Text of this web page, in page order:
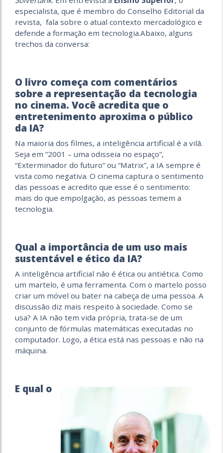
especialista, que é membro do Conselho Editorial da
revista, fala sobre o atual contexto mercadológico e
defende a formação em tecnologia.Abaixo, alguns
trechos da conversa:
O livro começa com comentários
sobre a representação da tecnologia
no cinema. Você acredita que o
entretenimento aproxima o público
da IA?
Na maioria dos filmes, a inteligência artificial é a vilã.
Seja em “2001 – uma odisseia no espaço”,
“Exterminador do futuro” ou “Matrix”, a IA sempre é
vista como negativa. O cinema captura o sentimento
das pessoas e acredito que esse é o sentimento:
mais do que empolgação, as pessoas temem a
tecnologia.
Qual a importância de um uso mais
sustentável e ético da IA?
A inteligência artificial não é ética ou antiética. Como
um martelo, é uma ferramenta. Com o martelo posso
criar um móvel ou bater na cabeça de uma pessoa. A
discussão diz mais respeito à sociedade. Como se
usa? A IA não tem vida própria, trata-se de um
conjunto de fórmulas matemáticas executadas no
computador. Logo, a ética está nas pessoas e não na
máquina.
E qual o